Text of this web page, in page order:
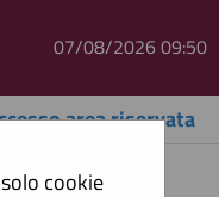
07/08/2026 09:50
area riservata
cookie